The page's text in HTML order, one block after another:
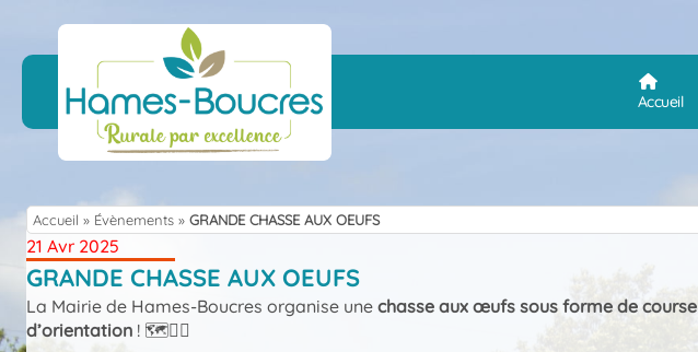
Skip
Accueil
Accueil » Évènements » GRANDE CHASSE AUX OEUFS
21 Avr 2025
GRANDE CHASSE AUX OEUFS
La Mairie de Hames-Boucres organise une chasse aux œufs sous forme de course
d’orientation ! 🗺️🏃‍♂️